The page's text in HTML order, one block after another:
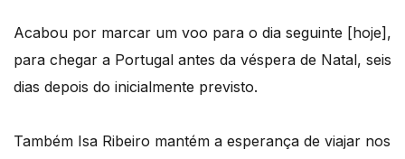
Acabou por marcar um voo para o dia seguinte [hoje],
para chegar a Portugal antes da véspera de Natal, seis
dias depois do inicialmente previsto.
Também Isa Ribeiro mantém a esperança de viajar nos